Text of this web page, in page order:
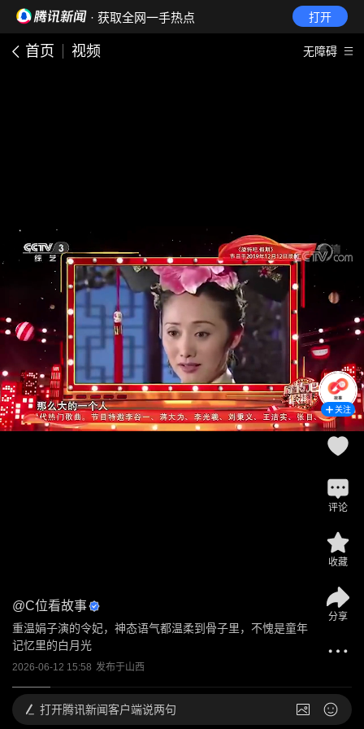
· 获取全网一手热点 打开
首页 视频 无障碍
@C位看故事
重温娟子演的令妃，神态语气都温柔到骨子里，不愧是童年
记忆里的白月光
2026-06-12 15:58 发布于山西
关注
评论
收藏
分享
打开腾讯新闻客户端说两句